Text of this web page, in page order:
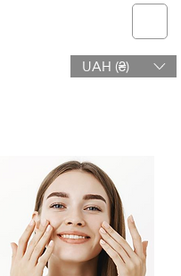
UAH (₴)